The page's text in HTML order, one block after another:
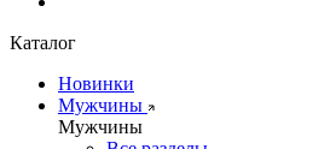
Каталог
Новинки
Мужчины
Мужчины